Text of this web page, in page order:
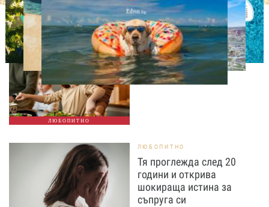
ЛЮБОПИТНО
ЛЮБОПИТНО
Тайната на добрата
вечеря не се крие в
сложната рецепта
ЛЮБОПИТНО
Тя проглежда след 20
години и открива
шокираща истина за
съпруга си